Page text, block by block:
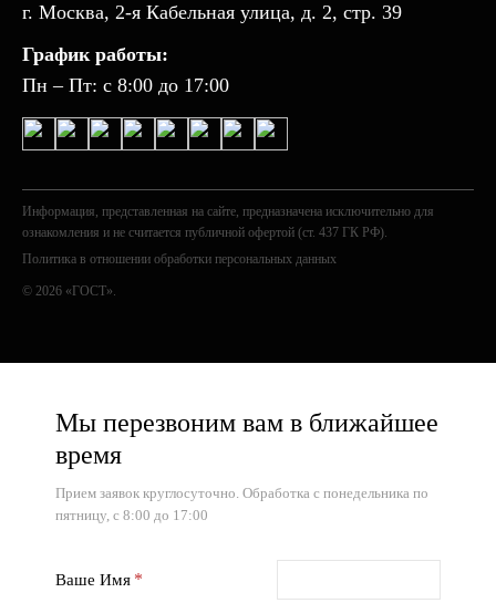
г. Москва, 2-я Кабельная улица, д. 2, стр. 39
График работы:
Пн – Пт: с 8:00 до 17:00
© 2026 «ГОСТ».
Информация, представленная на сайте, предназначена исключительно для
ознакомления и не считается публичной офертой (ст. 437 ГК РФ).
Политика в отношении обработки персональных данных
Мы перезвоним вам в ближайшее
время
Прием заявок круглосуточно. Обработка с понедельника по
пятницу, с 8:00 до 17:00
Ваше Имя